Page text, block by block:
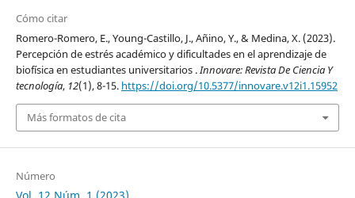
Cómo citar
Romero-Romero, E., Young-Castillo, J., Añino, Y., & Medina, X. (2023).
Percepción de estrés académico y dificultades en el aprendizaje de
biofísica en estudiantes universitarios .Innovare: Revista De Ciencia Y
tecnología, 12(1), 8-15. https://doi.org/10.5377/innovare.v12i1.15952
Más formatos de cita
Número